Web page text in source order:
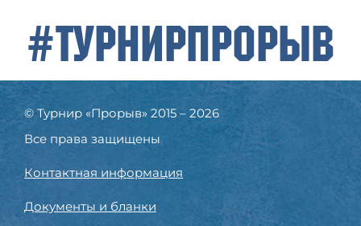
#ТурнирПрорыв
© Турнир «Прорыв» 2015 – 2026
Все права защищены
Контактная информация
Документы и бланки